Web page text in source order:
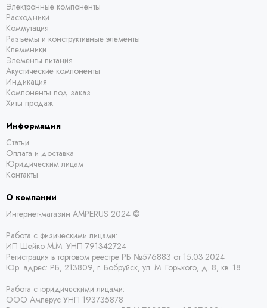
Электронные компоненты
Расходники
Коммутация
Разъемы и конструктивные элементы
Клеммники
Элементы питания
Акустические компоненты
Индикация
Компоненты под заказ
Хиты продаж
Информация
Статьи
Оплата и доставка
Юридическим лицам
Контакты
О компании
Интернет-магазин AMPERUS 2024 ©
Работа с физическими лицами:
ИП Шейко М.М. УНП 791342724
Регистрация в торговом реестре РБ №576883 от 15.03.2024
Юр. адрес: РБ, 213809, г. Бобруйск, ул. М. Горького, д. 8, кв. 18
Работа с юридическими лицами:
ООО Амперус УНП 193735878